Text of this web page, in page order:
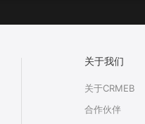
关于我们
关于CRMEB
合作伙伴